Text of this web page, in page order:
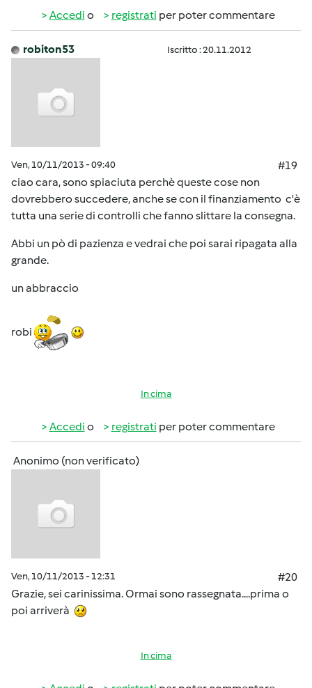
Accedi o registrati per poter commentare
robiton53 Iscritto : 20.11.2012
Ven, 10/11/2013 - 09:40
#19
ciao cara, sono spiaciuta perchè queste cose non
dovrebbero succedere, anche se con il finanziamento c'è
tutta una serie di controlli che fanno slittare la consegna.
Abbi un pò di pazienza e vedrai che poi sarai ripagata alla
grande.
un abbraccio
robi
In cima
Accedi o registrati per poter commentare
Anonimo (non verificato)
Ven, 10/11/2013 - 12:31
#20
Grazie, sei carinissima. Ormai sono rassegnata....prima o
poi arriverà
In cima